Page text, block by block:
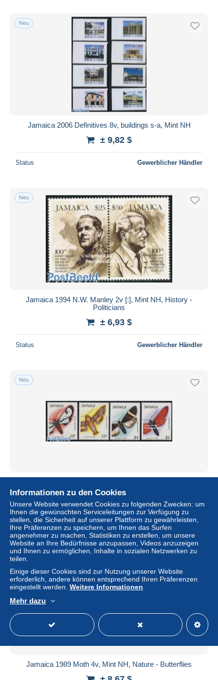
Neu
Jamaica 2006 Definitives 8v, buildings s-a, Mint NH
± 9,82 $
Status Gewerblicher Händler
Neu
Jamaica 1994 N.W. Manley 2v [:], Mint NH, History -
Politicians
± 6,93 $
Status Gewerblicher Händler
Neu
Insects
± 6,93 $
Status Gewerblicher Händler
Neu
Jamaica 1989 Moth 4v, Mint NH, Nature - Butterflies
Informationen zu den Cookies
Unsere Website verwendet Cookies zu folgenden Zwecken: um
Ihnen die gewünschten Serviceleitungen zur Verfügung zu
stellen, die Sicherheit auf unserer Plattform zu gewährleisten,
Ihre Präferenzen zu speichern, um Ihnen das Surfen
angenehmer zu machen, Statistiken zu erstellen, um unsere
Website an Ihre Bedürfnisse anzupassen, Videos anzuzeigen
und Ihnen zu ermöglichen, Inhalte in sozialen Netzwerken zu
teilen.
Einige dieser Cookies sind zur Nutzung unserer Website
erforderlich, andere können entsprechend Ihren Präferenzen
eingestellt werden. Weitere Informationen
Mehr dazu